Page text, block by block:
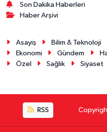
Son Dakika Haberleri
Haber Arşivi
Asayiş Bilim & Teknoloji
Ekonomi
Gündem
Özel
Sağlık Siyaset
RSS